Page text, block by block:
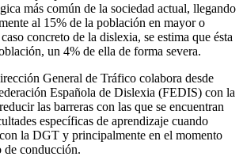
más común de la sociedad actual, llegando
al 15% de la población en mayor o
concreto de la dislexia, se estima que ésta
un 4% de ella de forma severa.
General de Tráfico colabora desde
Española de Dislexia (FEDIS) con la
las barreras con las que se encuentran
específicas de aprendizaje cuando
la DGT y principalmente en el momento
de conducción.